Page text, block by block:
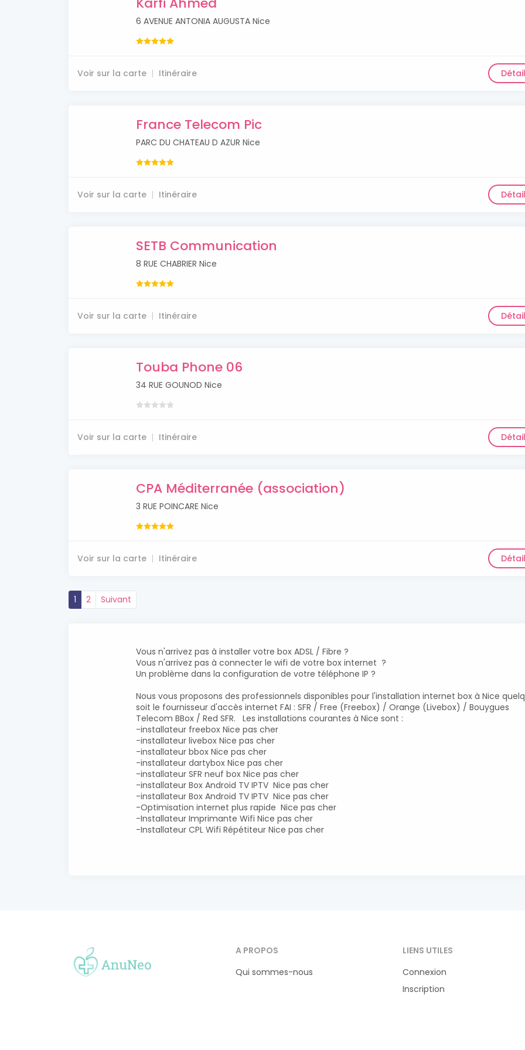
6 AVENUE ANTONIA AUGUSTA Nice
Voir sur la carte Itinéraire
France Telecom Pic
PARC DU CHATEAU D AZUR Nice
Voir sur la carte Itinéraire
SETB Communication
8 RUE CHABRIER Nice
Voir sur la carte Itinéraire
Touba Phone 06
34 RUE GOUNOD Nice
Voir sur la carte Itinéraire
CPA Méditerranée (association)
3 RUE POINCARE Nice
Voir sur la carte Itinéraire
1 2 Suivant
Vous n'arrivez pas à installer votre box ADSL / Fibre ?
Vous n'arrivez pas à connecter le wifi de votre box internet ?
Un problème dans la configuration de votre téléphone IP ?
Nous vous proposons des professionnels disponibles pour l'installation internet box à Nice
soit le fournisseur d'accès internet FAI : SFR / Free (Freebox) / Orange (Livebox) / Bouygues
Telecom BBox / Red SFR. Les installations courantes à Nice sont :
-installateur freebox Nice pas cher
-installateur livebox Nice pas cher
-installateur bbox Nice pas cher
-installateur dartybox Nice pas cher
-installateur SFR neuf box Nice pas cher
-installateur Box Android TV IPTV Nice pas cher
-installateur Box Android TV IPTV Nice pas cher
-Optimisation internet plus rapide Nice pas cher
-Installateur Imprimante Wifi Nice pas cher
-Installateur CPL Wifi Répétiteur Nice pas cher
A PROPOS
Qui sommes-nous
LIENS UTILES
Connexion
Inscription